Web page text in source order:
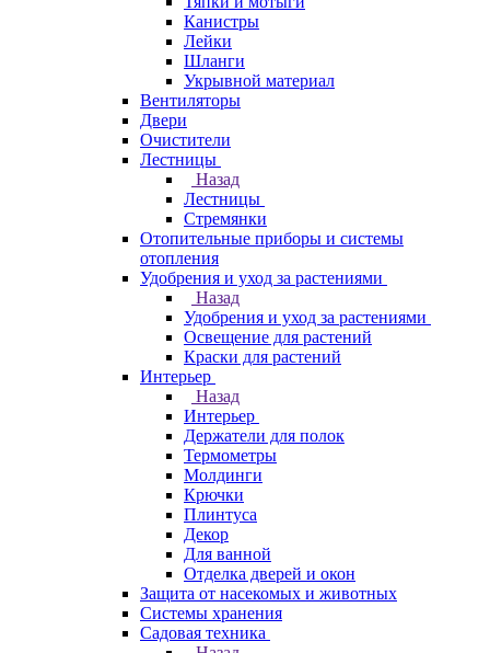
Канистры
Лейки
Шланги
Укрывной материал
Вентиляторы
Двери
Очистители
Лестницы
Назад
Лестницы
Стремянки
Отопительные приборы и системы
отопления
Удобрения и уход за растениями
Назад
Удобрения и уход за растениями
Освещение для растений
Краски для растений
Интерьер
Назад
Интерьер
Держатели для полок
Термометры
Молдинги
Крючки
Плинтуса
Декор
Для ванной
Отделка дверей и окон
Защита от насекомых и животных
Системы хранения
Садовая техника